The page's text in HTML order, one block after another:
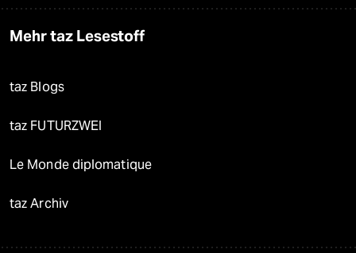
Mehr taz Lesestoff
taz Blogs
taz FUTURZWEI
Le Monde diplomatique
taz Archiv